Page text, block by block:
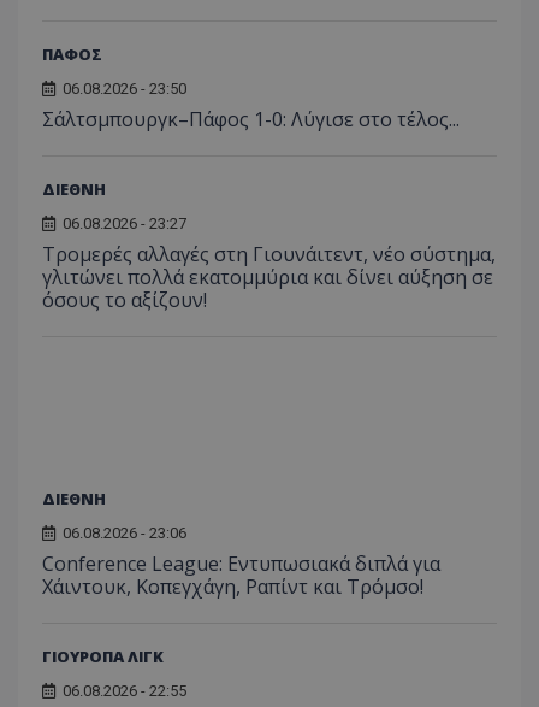
ΠΑΦΟΣ
06.08.2026 - 23:50
Σάλτσμπουργκ–Πάφος 1-0: Λύγισε στο τέλος...
ΔΙΕΘΝΗ
06.08.2026 - 23:27
Τρομερές αλλαγές στη Γιουνάιτεντ, νέο σύστημα,
γλιτώνει πολλά εκατομμύρια και δίνει αύξηση σε
όσους το αξίζουν!
ΔΙΕΘΝΗ
06.08.2026 - 23:06
Conference League: Εντυπωσιακά διπλά για
Χάιντουκ, Κοπεγχάγη, Ραπίντ και Τρόμσο!
ΓΙΟΥΡΟΠΑ ΛΙΓΚ
06.08.2026 - 22:55